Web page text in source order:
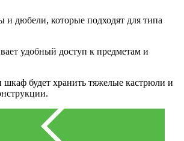
дюбели, которые подходят для типа
удобный доступ к предметам и
будет хранить тяжелые кастрюли и